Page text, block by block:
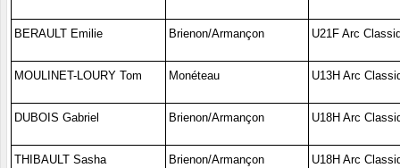
BERAULT Emilie Brienon/Armançon U21F Arc
MOULINET-LOURY Tom Monéteau U13H Arc
DUBOIS Gabriel Brienon/Armançon U18H Arc
THIBAULT Sasha Brienon/Armançon U18H Arc